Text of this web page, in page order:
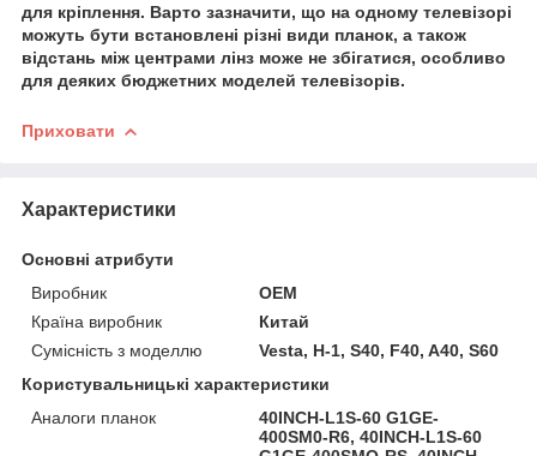
для кріплення. Варто зазначити, що на одному телевізорі
можуть бути встановлені різні види планок, а також
відстань між центрами лінз може не збігатися, особливо
для деяких бюджетних моделей телевізорів.
Приховати
Характеристики
Основні атрибути
Виробник
OEM
Країна виробник
Китай
Сумісність з моделлю
Vesta, H-1, S40, F40, A40, S60
Користувальницькі характеристики
Аналоги планок
40INCH-L1S-60 G1GE-
400SM0-R6, 40INCH-L1S-60